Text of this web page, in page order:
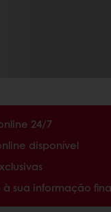
24/7
disponível
à sua informação